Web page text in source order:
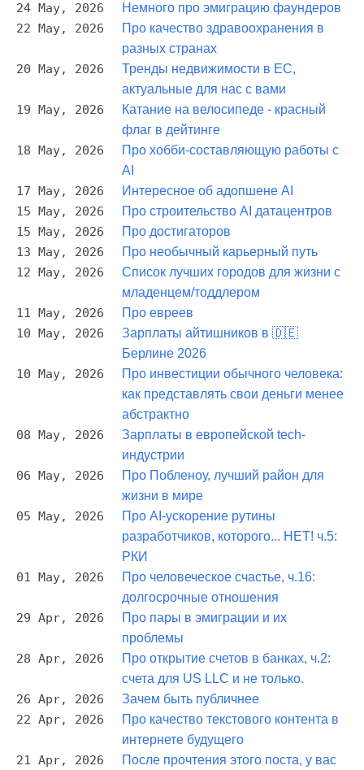
24 May, 2026 Немного про эмиграцию фаундеров
22 May, 2026
Про качество здравоохранения в
разных странах
20 May, 2026
Тренды недвижимости в ЕС,
актуальные для нас с вами
19 May, 2026
Катание на велосипеде - красный
флаг в дейтинге
18 May, 2026
Про хобби-составляющую работы с
AI
17 May, 2026 Интересное об адопшене AI
15 May, 2026 Про строительство AI датацентров
15 May, 2026 Про достигаторов
13 May, 2026 Про необычный карьерный путь
12 May, 2026
Список лучших городов для жизни с
младенцем/тоддлером
11 May, 2026 Про евреев
10 May, 2026
Зарплаты айтишников в 🇩🇪
Берлине 2026
10 May, 2026
Про инвестиции обычного человека:
как представлять свои деньги менее
абстрактно
08 May, 2026
Зарплаты в европейской tech-
индустрии
06 May, 2026
Про Побленоу, лучший район для
жизни в мире
05 May, 2026
Про AI-ускорение рутины
разработчиков, которого... НЕТ! ч.5:
РКИ
01 May, 2026
Про человеческое счастье, ч.16:
долгосрочные отношения
29 Apr, 2026
Про пары в эмиграции и их
проблемы
28 Apr, 2026
Про открытие счетов в банках, ч.2:
счета для US LLC и не только.
26 Apr, 2026 Зачем быть публичнее
22 Apr, 2026
Про качество текстового контента в
интернете будущего
21 Apr, 2026
После прочтения этого поста, у вас